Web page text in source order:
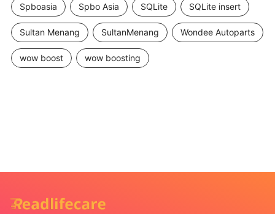
Spboasia Spbo Asia SQLite SQLite insert
Sultan Menang SultanMenang Wondee Autoparts
wow boost wow boosting